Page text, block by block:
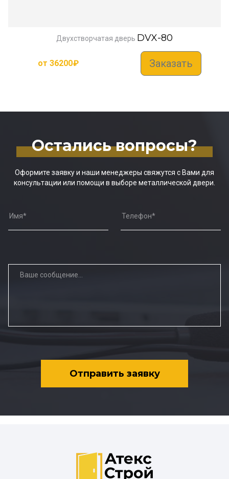
Двухстворчатая дверь DVX-80
от 36200₽ Заказать
Остались вопросы?
Оформите заявку и наши менеджеры свяжутся с Вами для
консультации или помощи в выборе металлической двери.
Отправить заявку